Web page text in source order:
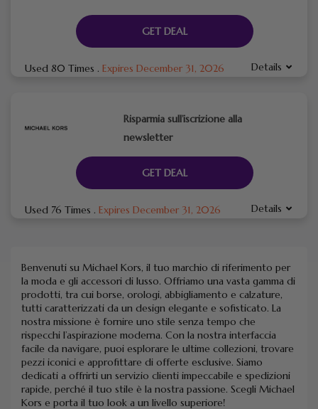
GET DEAL
Used 80 Times . Expires December 31, 2026 Details
Risparmia sull’iscrizione alla
newsletter
GET DEAL
Used 76 Times . Expires December 31, 2026 Details
Benvenuti su Michael Kors, il tuo marchio di riferimento per
la moda e gli accessori di lusso. Offriamo una vasta gamma di
prodotti, tra cui borse, orologi, abbigliamento e calzature,
tutti caratterizzati da un design elegante e sofisticato. La
nostra missione è fornire uno stile senza tempo che
rispecchi l’aspirazione moderna. Con la nostra interfaccia
facile da navigare, puoi esplorare le ultime collezioni, trovare
pezzi iconici e approfittare di offerte esclusive. Siamo
dedicati a offrirti un servizio clienti impeccabile e spedizioni
rapide, perché il tuo stile è la nostra passione. Scegli Michael
Kors e porta il tuo look a un livello superiore!